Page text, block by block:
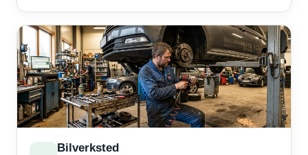
Bilverksted